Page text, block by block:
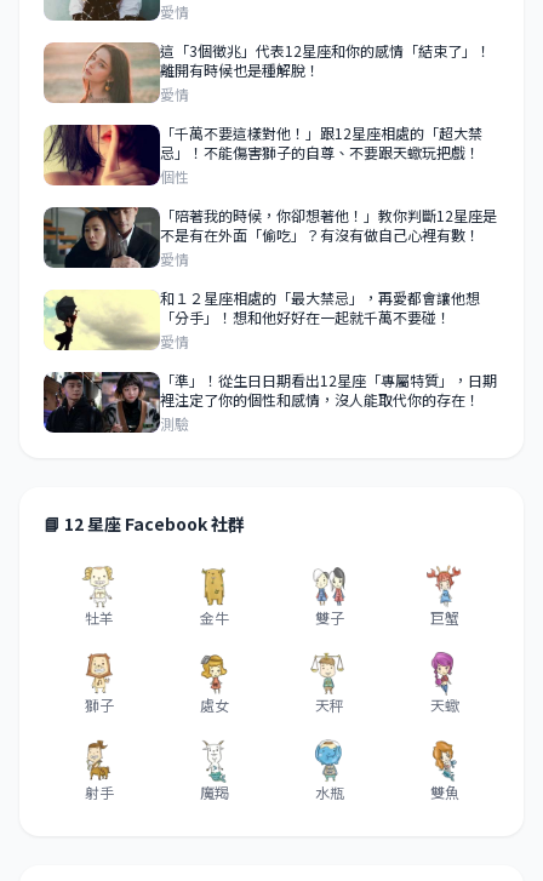
愛情
這「3個徵兆」代表12星座和你的感情「結束了」！
離開有時候也是種解脫！
愛情
「千萬不要這樣對他！」跟12星座相處的「超大禁
忌」！不能傷害獅子的自尊、不要跟天蠍玩把戲！
個性
「陪著我的時候，你卻想著他！」教你判斷12星座是
不是有在外面「偷吃」？有沒有做自己心裡有數！
愛情
和１２星座相處的「最大禁忌」，再愛都會讓他想
「分手」！想和他好好在一起就千萬不要碰！
愛情
「準」！從生日日期看出12星座「專屬特質」，日期
裡注定了你的個性和感情，沒人能取代你的存在！
測驗
📘 12 星座 Facebook 社群
牡羊 金牛 雙子 巨蟹
獅子 處女 天秤 天蠍
射手 魔羯 水瓶 雙魚